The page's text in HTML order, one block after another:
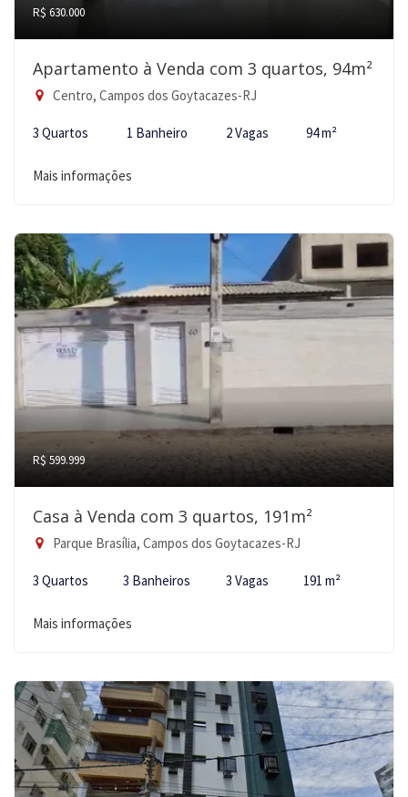
R$ 630.000
Apartamento à Venda com 3 quartos, 94m²
Centro, Campos dos Goytacazes-RJ
3 Quartos 1 Banheiro 2 Vagas 94 m²
Mais informações
R$ 599.999
Casa à Venda com 3 quartos, 191m²
Parque Brasília, Campos dos Goytacazes-RJ
3 Quartos 3 Banheiros 3 Vagas 191 m²
Mais informações